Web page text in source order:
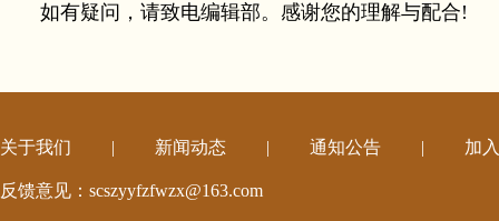
如有疑问，请致电编辑部。感谢您的理解与配合!
关于我们 | 新闻动态 | 通知公告 | 加
反馈意见：scszyyfzfwzx@163.com